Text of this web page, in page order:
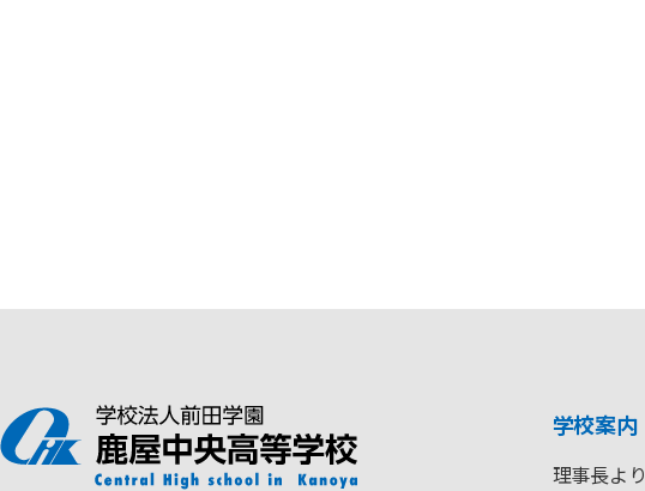
学校案内
理事長より